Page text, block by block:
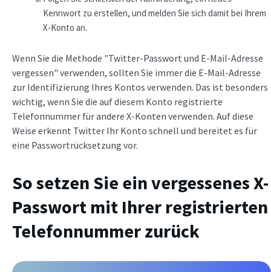
Kennwort zu erstellen, und melden Sie sich damit bei Ihrem
X-Konto an.
Wenn Sie die Methode "Twitter-Passwort und E-Mail-Adresse
vergessen" verwenden, sollten Sie immer die E-Mail-Adresse
zur Identifizierung Ihres Kontos verwenden. Das ist besonders
wichtig, wenn Sie die auf diesem Konto registrierte
Telefonnummer für andere X-Konten verwenden. Auf diese
Weise erkennt Twitter Ihr Konto schnell und bereitet es für
eine Passwortrücksetzung vor.
So setzen Sie ein vergessenes X-
Passwort mit Ihrer registrierten
Telefonnummer zurück